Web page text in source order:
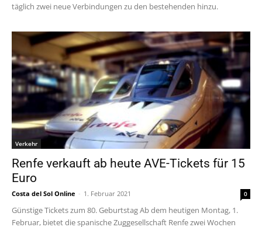
täglich zwei neue Verbindungen zu den bestehenden hinzu.
Verkehr
Renfe verkauft ab heute AVE-Tickets für 15
Euro
Costa del Sol Online - 1. Februar 2021 0
Günstige Tickets zum 80. Geburtstag Ab dem heutigen Montag, 1.
Februar, bietet die spanische Zuggesellschaft Renfe zwei Wochen